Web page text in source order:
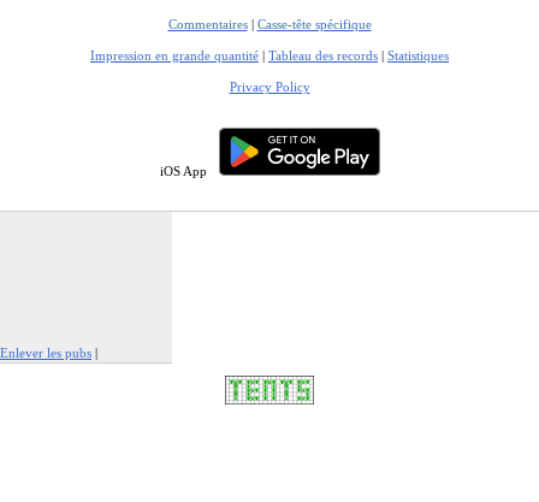
Commentaires| Casse-tête spécifique
Impression en grande quantité | Tableau des records | Statistiques
Privacy Policy
iOS App
Enlever les pubs |